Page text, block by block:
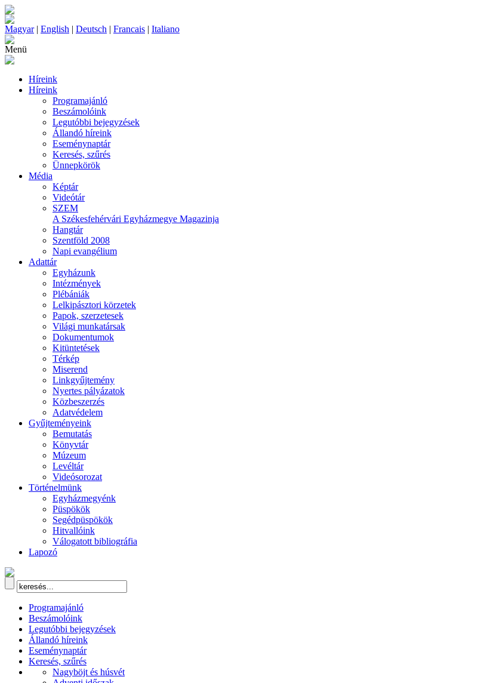
Magyar| English | Deutsch | Francais | Italiano
Menü
Híreink
Híreink
Programajánló
Beszámolóink
Legutóbbi bejegyzések
Állandó híreink
Eseménynaptár
Keresés, szűrés
Ünnepkörök
Média
Képtár
Videótár
SZEM
A Székesfehérvári Egyházmegye Magazinja
Hangtár
Szentföld 2008
Napi evangélium
Adattár
Egyházunk
Intézmények
Plébániák
Lelkipásztori körzetek
Papok, szerzetesek
Világi munkatársak
Dokumentumok
Kitüntetések
Térkép
Miserend
Linkgyűjtemény
Nyertes pályázatok
Közbeszerzés
Adatvédelem
Gyűjteményeink
Bemutatás
Könyvtár
Múzeum
Levéltár
Videósorozat
Történelmünk
Egyházmegyénk
Püspökök
Segédpüspökök
Hitvallóink
Válogatott bibliográfia
Lapozó
Programajánló
Beszámolóink
Legutóbbi bejegyzések
Állandó híreink
Eseménynaptár
Keresés, szűrés
Nagyböjt és húsvét